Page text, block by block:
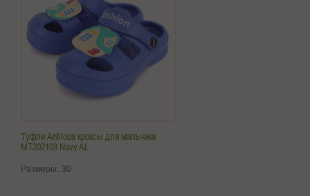
Туфли Antilopa кроксы для мальчика
MT202103 Navy AL
Размеры: 30